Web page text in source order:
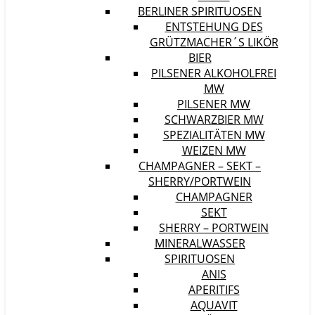
BERLINER SPIRITUOSEN
ENTSTEHUNG DES
GRÜTZMACHER´S LIKÖR
BIER
PILSENER ALKOHOLFREI
MW
PILSENER MW
SCHWARZBIER MW
SPEZIALITÄTEN MW
WEIZEN MW
CHAMPAGNER – SEKT –
SHERRY/PORTWEIN
CHAMPAGNER
SEKT
SHERRY – PORTWEIN
MINERALWASSER
SPIRITUOSEN
ANIS
APERITIFS
AQUAVIT